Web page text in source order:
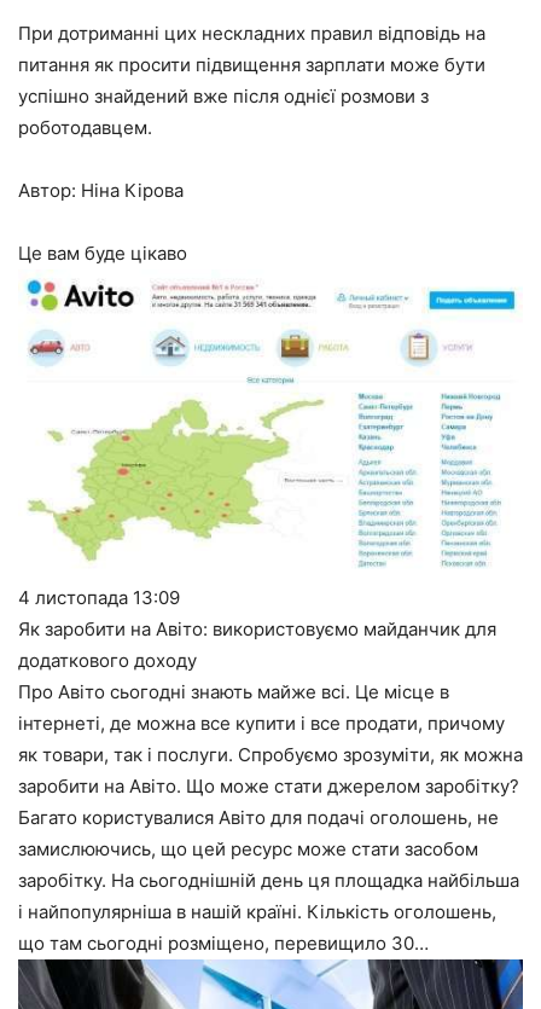
При дотриманні цих нескладних правил відповідь на
питання як просити підвищення зарплати може бути
успішно знайдений вже після однієї розмови з
роботодавцем.
Автор: Ніна Кірова
Це вам буде цікаво
4 листопада 13:09
Як заробити на Авіто: використовуємо майданчик для
додаткового доходу
Про Авіто сьогодні знають майже всі. Це місце в
інтернеті, де можна все купити і все продати, причому
як товари, так і послуги. Спробуємо зрозуміти, як можна
заробити на Авіто. Що може стати джерелом заробітку?
Багато користувалися Авіто для подачі оголошень, не
замислюючись, що цей ресурс може стати засобом
заробітку. На сьогоднішній день ця площадка найбільша
і найпопулярніша в нашій країні. Кількість оголошень,
що там сьогодні розміщено, перевищило 30…